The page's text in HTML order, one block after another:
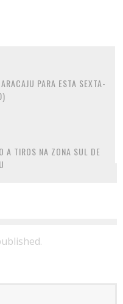
PARA ESTA SEXTA-
A TIROS NA ZONA SUL DE